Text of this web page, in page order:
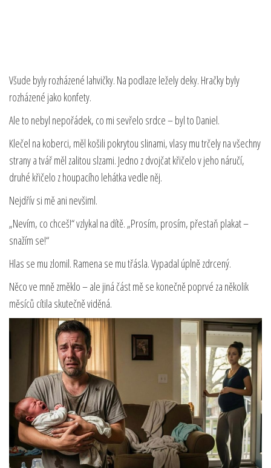
Všude byly rozházené lahvičky. Na podlaze ležely deky. Hračky byly
rozházené jako konfety.
Ale to nebyl nepořádek, co mi sevřelo srdce – byl to Daniel.
Klečel na koberci, měl košili pokrytou slinami, vlasy mu trčely na všechny
strany a tvář měl zalitou slzami. Jedno z dvojčat křičelo v jeho náručí,
druhé křičelo z houpacího lehátka vedle něj.
Nejdřív si mě ani nevšiml.
„Nevím, co chceš!“ vzlykal na dítě. „Prosím, prosím, přestaň plakat –
snažím se!“
Hlas se mu zlomil. Ramena se mu třásla. Vypadal úplně zdrcený.
Něco ve mně změklo – ale jiná část mě se konečně poprvé za několik
měsíců cítila skutečně viděná.